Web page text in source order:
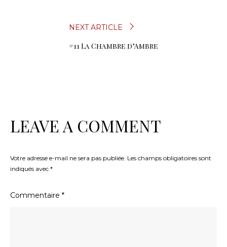
L’ARTICLENEXT ARTICLE
#11 La Chambre d’Ambre
LEAVE A COMMENT
Votre adresse e-mail ne sera pas publiée. Les champs obligatoires sont
indiqués avec *
Commentaire *